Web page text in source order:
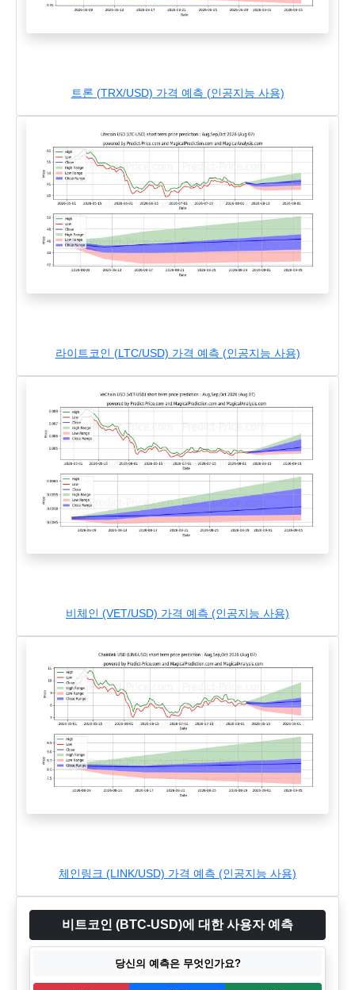
트론 (TRX/USD) 가격 예측 (인공지능 사용)
라이트코인 (LTC/USD) 가격 예측 (인공지능 사용)
비체인 (VET/USD) 가격 예측 (인공지능 사용)
체인링크 (LINK/USD) 가격 예측 (인공지능 사용)
비트코인 (BTC-USD)에 대한 사용자 예측
당신의 예측은 무엇인가요?